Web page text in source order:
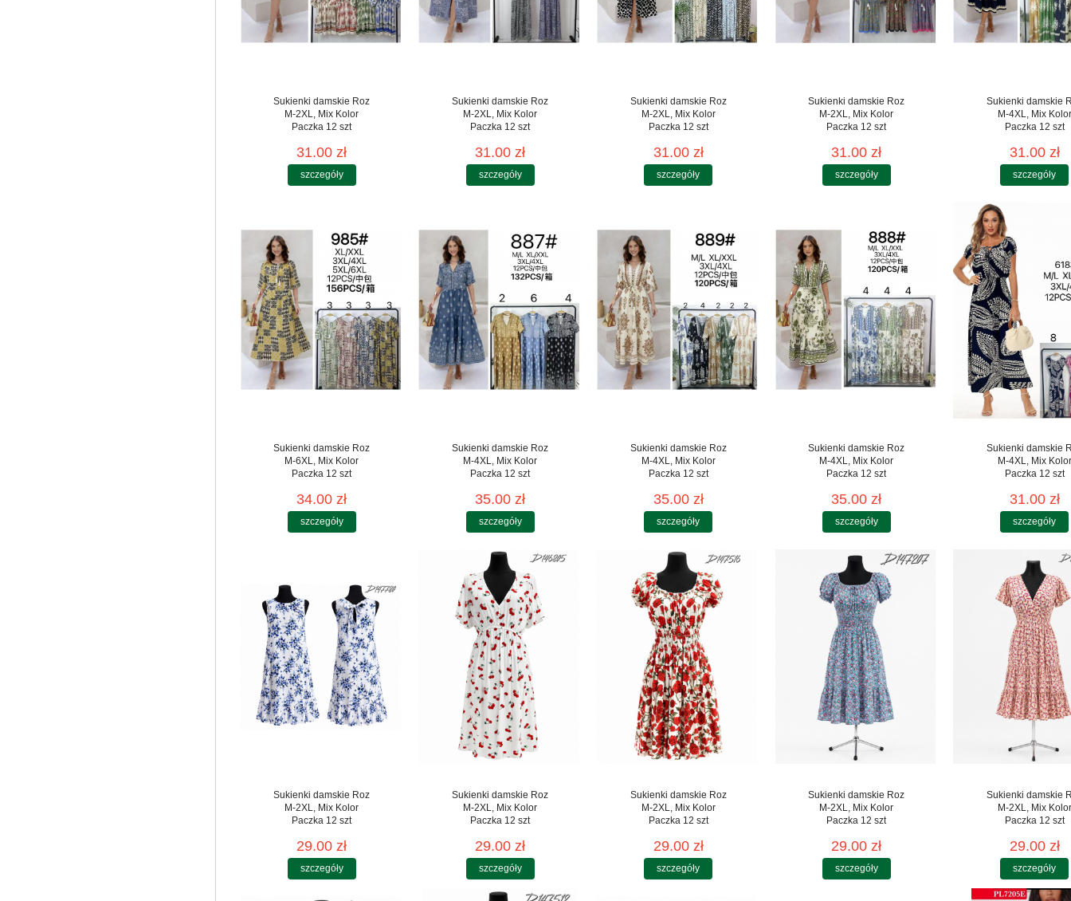
Sukienki damskie Roz
M-2XL, Mix Kolor
Paczka 12 szt
31.00 zł
szczegóły
Sukienki damskie Roz
M-2XL, Mix Kolor
Paczka 12 szt
31.00 zł
szczegóły
Sukienki damskie Roz
M-2XL, Mix Kolor
Paczka 12 szt
31.00 zł
szczegóły
Sukienki damskie Roz
M-2XL, Mix Kolor
Paczka 12 szt
31.00 zł
szczegóły
Sukienki damskie
M-4XL, Mix Kolor
Paczka 12 szt
31.00 zł
szczegóły
Sukienki damskie Roz
M-6XL, Mix Kolor
Paczka 12 szt
34.00 zł
szczegóły
Sukienki damskie Roz
M-4XL, Mix Kolor
Paczka 12 szt
35.00 zł
szczegóły
Sukienki damskie Roz
M-4XL, Mix Kolor
Paczka 12 szt
35.00 zł
szczegóły
Sukienki damskie Roz
M-4XL, Mix Kolor
Paczka 12 szt
35.00 zł
szczegóły
Sukienki damskie
M-4XL, Mix Kolor
Paczka 12 szt
31.00 zł
szczegóły
Sukienki damskie Roz
M-2XL, Mix Kolor
Paczka 12 szt
29.00 zł
szczegóły
Sukienki damskie Roz
M-2XL, Mix Kolor
Paczka 12 szt
29.00 zł
szczegóły
Sukienki damskie Roz
M-2XL, Mix Kolor
Paczka 12 szt
29.00 zł
szczegóły
Sukienki damskie Roz
M-2XL, Mix Kolor
Paczka 12 szt
29.00 zł
szczegóły
Sukienki damskie
M-2XL, Mix Kolor
Paczka 12 szt
29.00 zł
szczegóły